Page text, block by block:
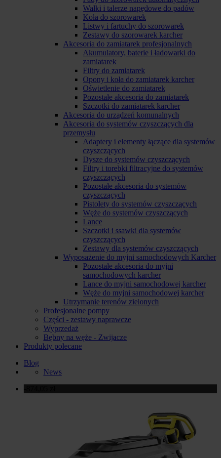
Wałki i talerze napędowe do padów
Koła do szorowarek
Listwy i fartuchy do szorowarek
Zestawy do szorowarek karcher
Akcesoria do zamiatarek profesjonalnych
Akumulatory, baterie i ładowarki do
zamiatarek
Filtry do zamiatarek
Opony i koła do zamiatarek karcher
Oświetlenie do zamiatarek
Pozostałe akcesoria do zamiatarek
Szczotki do zamiatarek karcher
Akcesoria do urządzeń komunalnych
Akcesoria do systemów czyszczących dla
przemysłu
Adaptery i elementy łączące dla systemów
czyszczących
Dysze do systemów czyszczących
Filtry i torebki filtracyjne do systemów
czyszczących
Pozostałe akcesoria do systemów
czyszczących
Pistolety do systemów czyszczących
Węże do systemów czyszczących
Lance
Szczotki i ssawki dla systemów
czyszczących
Zestawy dla systemów czyszczących
Wyposażenie do myjni samochodowych Karcher
Pozostałe akcesoria do myjni
samochodowych karcher
Lance do myjni samochodowej karcher
Węże do myjni samochodowej karcher
Utrzymanie terenów zielonych
Profesjonalne pompy
Części - zestawy naprawcze
Wyprzedaż
Bębny na węże - Zwijacze
Produkty polecane
Blog
News